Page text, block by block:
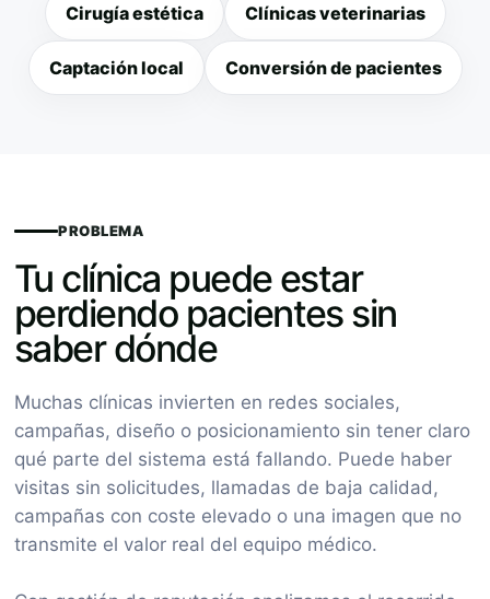
Cirugía estética Clínicas veterinarias
Captación local Conversión de pacientes
PROBLEMA
Tu clínica puede estar
perdiendo pacientes sin
saber dónde
Muchas clínicas invierten en redes sociales,
campañas, diseño o posicionamiento sin tener claro
qué parte del sistema está fallando. Puede haber
visitas sin solicitudes, llamadas de baja calidad,
campañas con coste elevado o una imagen que no
transmite el valor real del equipo médico.